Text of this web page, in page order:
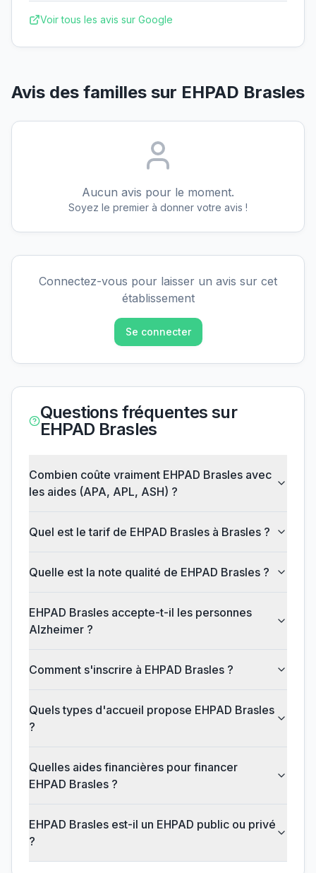
Voir tous les avis sur Google
Avis des familles sur EHPAD Brasles
Aucun avis pour le moment.
Soyez le premier à donner votre avis !
Connectez-vous pour laisser un avis sur cet
établissement
Se connecter
Questions fréquentes sur
EHPAD Brasles
Combien coûte vraiment EHPAD Brasles avec
les aides (APA, APL, ASH) ?
Quel est le tarif de EHPAD Brasles à Brasles ?
Quelle est la note qualité de EHPAD Brasles ?
EHPAD Brasles accepte-t-il les personnes
Alzheimer ?
Comment s'inscrire à EHPAD Brasles ?
Quels types d'accueil propose EHPAD Brasles
?
Quelles aides financières pour financer
EHPAD Brasles ?
EHPAD Brasles est-il un EHPAD public ou privé
?